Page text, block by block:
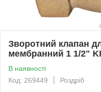
Зворотний клапан
мембранний 1 1/2"
В наявності
Код: 269449
Роздріб